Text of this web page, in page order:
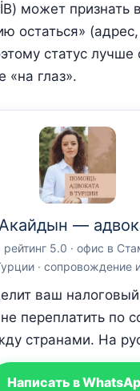
может признать
остаться»
статус лучше
«на глаз».
—
рейтинг 5.0 · офис в
· сопровождение
ваш налоговый
переплатить по
странами. На
Написать в